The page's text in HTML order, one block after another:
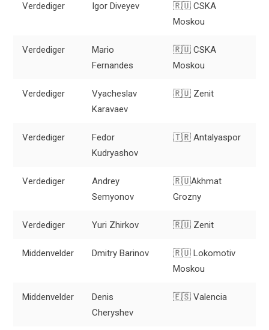
Verdediger Igor Diveyev
🇷🇺 CSKA
Moskou
Verdediger
Mario
Fernandes
🇷🇺 CSKA
Moskou
Verdediger
Vyacheslav
Karavaev
🇷🇺 Zenit
Verdediger
Fedor
Kudryashov
🇹🇷 Antalyaspor
Verdediger
Andrey
Semyonov
🇷🇺Akhmat
Grozny
Verdediger Yuri Zhirkov 🇷🇺 Zenit
Middenvelder Dmitry Barinov
🇷🇺 Lokomotiv
Moskou
Middenvelder
Denis
Cheryshev
🇪🇸 Valencia